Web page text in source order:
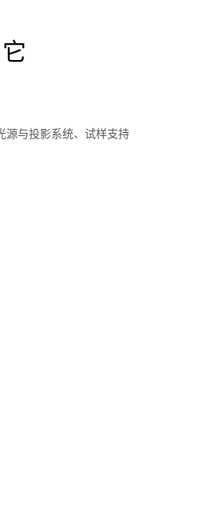
与投影系统、试样支持